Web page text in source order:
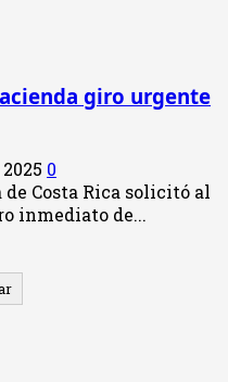
giro urgente
0
Costa Rica solicitó al
inmediato de...